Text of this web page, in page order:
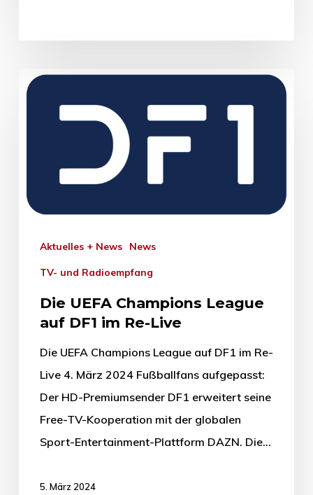
Aktuelles + News News
TV- und Radioempfang
Die UEFA Champions League
auf DF1 im Re-Live
Die UEFA Champions League auf DF1 im Re-
Live 4. März 2024 Fußballfans aufgepasst:
Der HD-Premiumsender DF1 erweitert seine
Free-TV-Kooperation mit der globalen
Sport-Entertainment-Plattform DAZN. Die…
5. März 2024